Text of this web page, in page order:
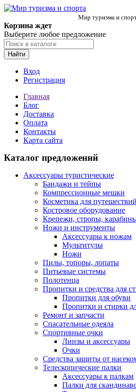
Мир туризма и
Корзина ждет
Выберите любое предложение
Найти
Вход
Регистрация
Главная
Блог
Доставка
Оплата
Контакты
Карта сайта
Каталог предложений
Аксессуары туристические
Бандажи и тейпы
Компрессионные мешки
Косметика для путешествий
Костровое оборудование
Крепежи, стропы,
Ножи и инструменты
Аксессуары к ножам
Мультитулы
Ножи
Пилы, топоры, лопаты
Питьевые системы
Полотенца
Пропитки и средства для
Пропитки для обуви
Пропитки и стирки
Ремонт и запчасти
Спасательные одеяла
Спортивные очки
Линзы и аксессуары
Очки
Средства защиты от
Телескопические палки
Аксессуары к палкам
Палки для